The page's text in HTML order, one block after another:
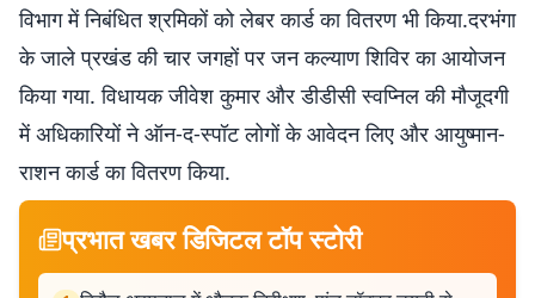
विभाग में निबंधित श्रमिकों को लेबर कार्ड का वितरण भी किया.दरभंगा
के जाले प्रखंड की चार जगहों पर जन कल्याण शिविर का आयोजन
किया गया. विधायक जीवेश कुमार और डीडीसी स्वप्निल की मौजूदगी
में अधिकारियों ने ऑन-द-स्पॉट लोगों के आवेदन लिए और आयुष्मान-
राशन कार्ड का वितरण किया.
प्रभात खबर डिजिटल टॉप स्टोरी